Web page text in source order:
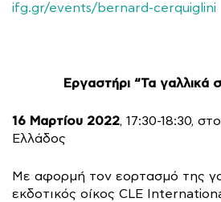
ifg.gr/events/bernard-cerquiglini
Εργαστήρι “Τα γαλλικά
16 Μαρτίου 2022, 17:30-18:30,
Ελλάδος
Με αφορμή τον εορτασμό της
εκδοτικός οίκος CLE